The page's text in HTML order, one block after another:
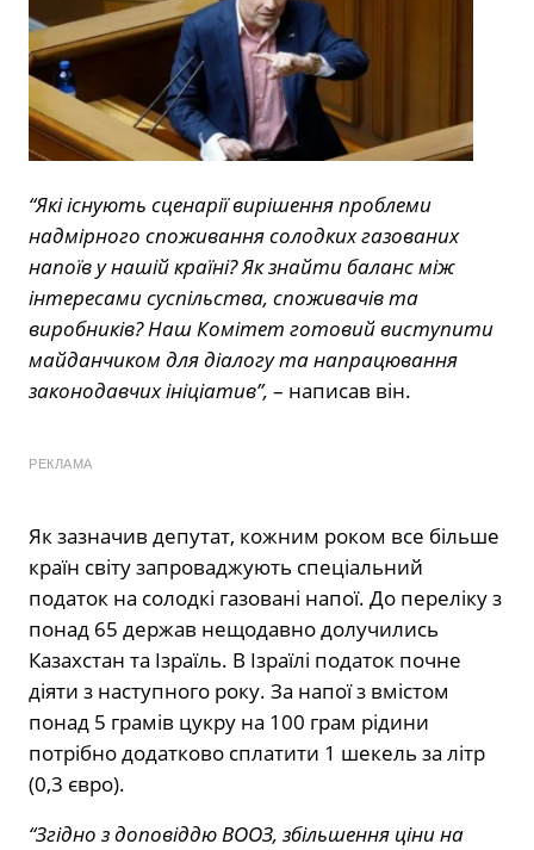
“Які існують сценарії вирішення проблеми
надмірного споживання солодких газованих
напоїв у нашій країні? Як знайти баланс між
інтересами суспільства, споживачів та
виробників? Наш Комітет готовий виступити
майданчиком для діалогу та напрацювання
законодавчих ініціатив”, – написав він.
РЕКЛАМА
Як зазначив депутат, кожним роком все більше
країн світу запроваджують спеціальний
податок на солодкі газовані напої. До переліку з
понад 65 держав нещодавно долучились
Казахстан та Ізраїль. В Ізраїлі податок почне
діяти з наступного року. За напої з вмістом
понад 5 грамів цукру на 100 грам рідини
потрібно додатково сплатити 1 шекель за літр
(0,3 євро).
“Згідно з доповіддю ВООЗ, збільшення ціни на